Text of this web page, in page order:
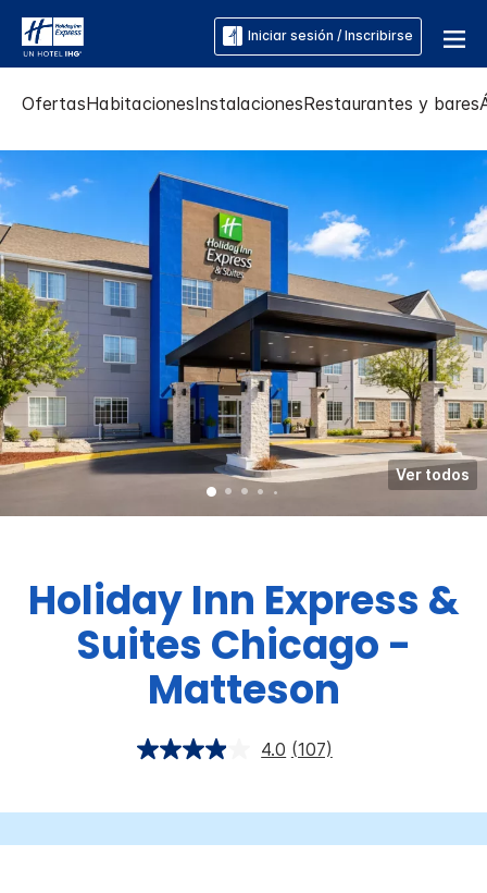
Iniciar sesión / Inscribirse
OfertasHabitacionesInstalacionesRestaurantes y bares
Ver todos
Holiday Inn Express &
Suites Chicago -
Matteson
4.0 (107)